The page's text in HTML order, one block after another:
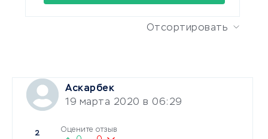
Отсортировать
Аскарбек
19 марта 2020 в 06:29
2 Оцените отзыв